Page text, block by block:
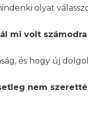
olyat
mi volt
és hogy új
nem